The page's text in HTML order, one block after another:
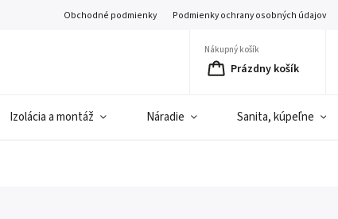
Obchodné podmienky Podmienky ochrany osobných údajov
Nákupný košík
Prázdny košík
Izolácia a montáž Náradie Sanita, kúpeľne